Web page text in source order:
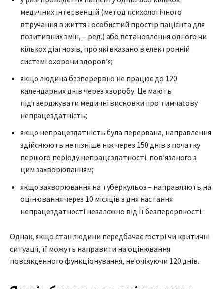
медичних інтервенцій (метод психологічного
втручання в життя і особистий простір пацієнта для
позитивних змін, – ред.) або встановлення одного чи
кількох діагнозів, про які вказано в електронній
системі охорони здоров’я;
якщо людина безперервно не працює до 120
календарних днів через хворобу. Це мають
підтверджувати медичні висновки про тимчасову
непрацездатність;
якщо непрацездатність була перервана, направлення
здійснюють не пізніше ніж через 150 днів з початку
першого періоду непрацездатності, пов’язаного з
цим захворюванням;
якщо захворювання на туберкульоз – направляють на
оцінювання через 10 місяців з дня настання
непрацездатності незалежно від її безперервності.
Однак, якщо стан людини передбачає гострі чи критичні
ситуації, її можуть направити на оцінювання
повсякденного функціонування, не очікуючи 120 днів.